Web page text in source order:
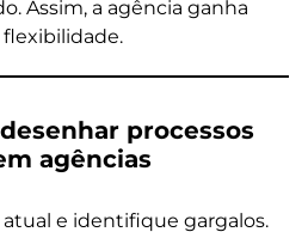
Assim, a agência ganha
processos
agências
atual e identifique gargalos.